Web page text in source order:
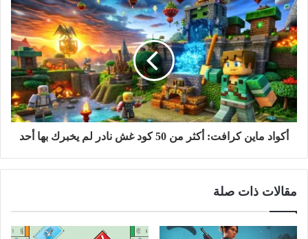
أكواد ماين كرافت: أكثر من 50 كود غش نادر لم يخبرك بها أحد
مقالات ذات صلة